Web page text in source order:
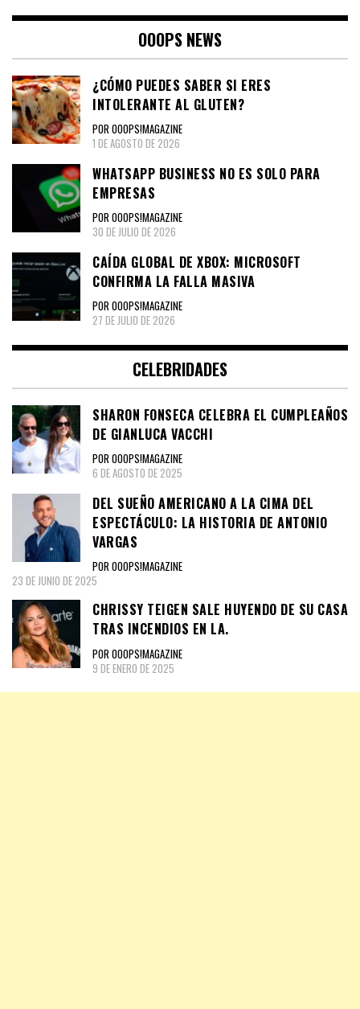
OOOPS NEWS
¿CÓMO PUEDES SABER SI ERES
INTOLERANTE AL GLUTEN?
POR OOOPS!MAGAZINE
1 DE AGOSTO DE 2026
WHATSAPP BUSINESS NO ES SOLO PARA
EMPRESAS
POR OOOPS!MAGAZINE
30 DE JULIO DE 2026
CAÍDA GLOBAL DE XBOX: MICROSOFT
CONFIRMA LA FALLA MASIVA
POR OOOPS!MAGAZINE
27 DE JULIO DE 2026
CELEBRIDADES
SHARON FONSECA CELEBRA EL CUMPLEAÑOS
DE GIANLUCA VACCHI
POR OOOPS!MAGAZINE
6 DE AGOSTO DE 2025
DEL SUEÑO AMERICANO A LA CIMA DEL
ESPECTÁCULO: LA HISTORIA DE ANTONIO
VARGAS
POR OOOPS!MAGAZINE
23 DE JUNIO DE 2025
CHRISSY TEIGEN SALE HUYENDO DE SU CASA
TRAS INCENDIOS EN LA.
POR OOOPS!MAGAZINE
9 DE ENERO DE 2025